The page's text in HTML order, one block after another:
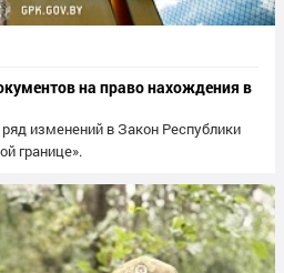
на право нахождения в
изменений в Закон Республики
границе».